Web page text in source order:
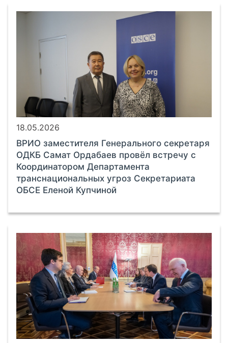
18.05.2026
ВРИО заместителя Генерального секретаря
ОДКБ Самат Ордабаев провёл встречу с
Координатором Департамента
транснациональных угроз Секретариата
ОБСЕ Еленой Купчиной